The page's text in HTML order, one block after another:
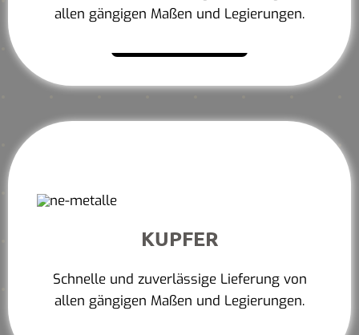
allen gängigen Maßen und Legierungen.
KUPFER
Schnelle und zuverlässige Lieferung von
allen gängigen Maßen und Legierungen.